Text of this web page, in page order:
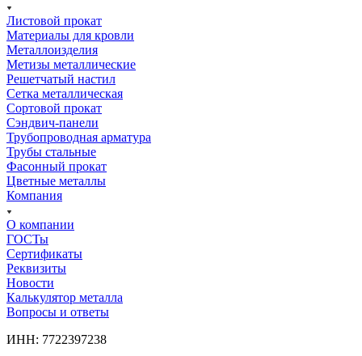
Листовой прокат
Материалы для кровли
Металлоизделия
Метизы металлические
Решетчатый настил
Сетка металлическая
Сортовой прокат
Сэндвич-панели
Трубопроводная арматура
Трубы стальные
Фасонный прокат
Цветные металлы
Компания
О компании
ГОСТы
Сертификаты
Реквизиты
Новости
Калькулятор металла
Вопросы и ответы
ИНН: 7722397238